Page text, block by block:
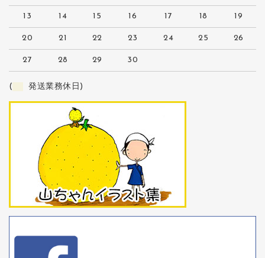
13 14 15 16 17 18 19
20 21 22 23 24 25 26
27 28 29 30
( 発送業務休日)